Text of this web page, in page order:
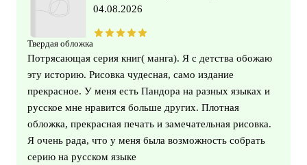
Твердая обложка
04.08.2026
Потрясающая серия книг( манга). Я с детства обожаю
эту историю. Рисовка чудесная, само издание
прекрасное. У меня есть Пандора на разных языках и
русское мне нравится больше других. Плотная
обложка, прекрасная печать и замечательная рисовка.
Я очень рада, что у меня была возможность собрать
серию на русском языке